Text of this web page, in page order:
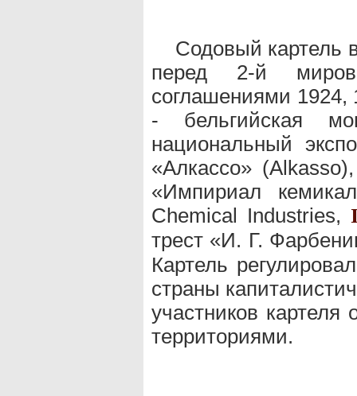
Содовый картель
перед 2-й
соглашениями 1924,
- бельгийская
национальный
«Алкассо»
«Импириал
Chemical Industries,
трест «И. Г.
Картель
страны
участников
территориями.